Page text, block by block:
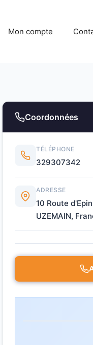
Mon compte
Coordonnées
TÉLÉPHONE
329307342
ADRESSE
10 Route
UZEMAIN,